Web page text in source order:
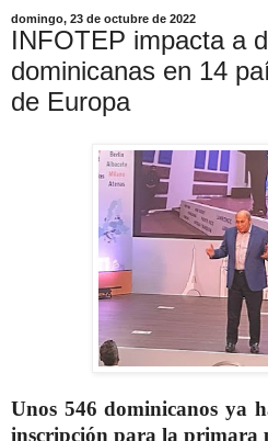
domingo, 23 de octubre de 2022
INFOTEP impacta a
dominicanas en 14
de Europa
Unos 546 dominicanos ya
inscripción para la primara